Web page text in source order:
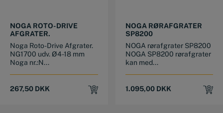
NOGA ROTO-DRIVE
AFGRATER.
Noga Roto-Drive Afgrater.
NG1700 udv. Ø4-18 mm
Noga nr.:N...
267,50 DKK
NOGA RØRAFGRATER
SP8200
NOGA rørafgrater SP8200
NOGA SP8200 rørafgrater
kan med...
1.095,00 DKK